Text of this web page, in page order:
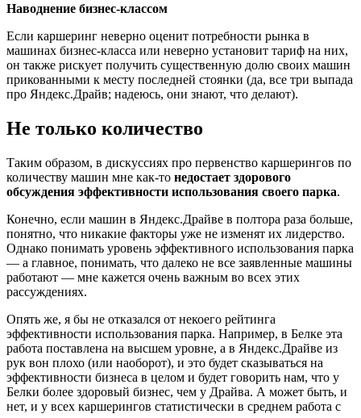
Наводнение бизнес-классом
Если каршеринг неверно оценит потребности рынка в
машинах бизнес-класса или неверно установит тариф на них,
он также рискует получить существенную долю своих машин
прикованными к месту последней стоянки (да, все три выпада
про Яндекс.Драйв; надеюсь, они знают, что делают).
Не только количество
Таким образом, в дискуссиях про первенство каршерингов по
количеству машин мне как-то недостает здорового
обсуждения эффективности использования своего парка.
Конечно, если машин в Яндекс.Драйве в полтора раза больше,
понятно, что никакие факторы уже не изменят их лидерство.
Однако понимать уровень эффективного использования парка
— а главное, понимать, что далеко не все заявленные машины
работают — мне кажется очень важным во всех этих
рассуждениях.
Опять же, я бы не отказался от некоего рейтинга
эффективности использования парка. Например, в Белке эта
работа поставлена на высшем уровне, а в Яндекс.Драйве из
рук вон плохо (или наоборот), и это будет сказываться на
эффективности бизнеса в целом и будет говорить нам, что у
Белки более здоровый бизнес, чем у Драйва. А может быть, и
нет, и у всех каршерингов статистически в среднем работа с